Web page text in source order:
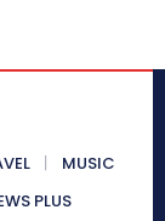
MUSIC
PLUS